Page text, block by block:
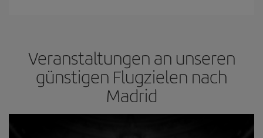
Veranstaltungen an unseren
günstigen Flugzielen nach
Madrid